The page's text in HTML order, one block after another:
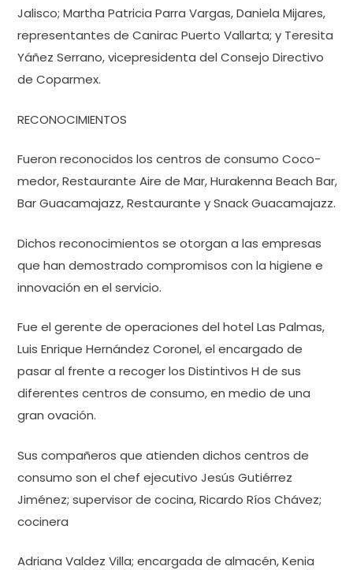
Jalisco; Martha Patricia Parra Vargas, Daniela Mijares,
representantes de Canirac Puerto Vallarta; y Teresita
Yáñez Serrano, vicepresidenta del Consejo Directivo
de Coparmex.
RECONOCIMIENTOS
Fueron reconocidos los centros de consumo Coco-
medor, Restaurante Aire de Mar, Hurakenna Beach Bar,
Bar Guacamajazz, Restaurante y Snack Guacamajazz.
Dichos reconocimientos se otorgan a las empresas
que han demostrado compromisos con la higiene e
innovación en el servicio.
Fue el gerente de operaciones del hotel Las Palmas,
Luis Enrique Hernández Coronel, el encargado de
pasar al frente a recoger los Distintivos H de sus
diferentes centros de consumo, en medio de una
gran ovación.
Sus compañeros que atienden dichos centros de
consumo son el chef ejecutivo Jesús Gutiérrez
Jiménez; supervisor de cocina, Ricardo Ríos Chávez;
cocinera
Adriana Valdez Villa; encargada de almacén, Kenia